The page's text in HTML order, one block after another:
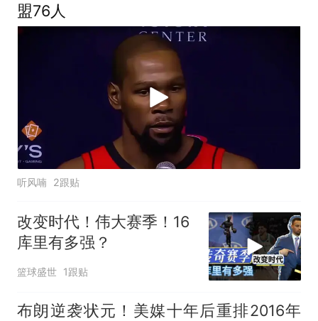
盟76人
听风喃 2跟贴
改变时代！伟大赛季！16
库里有多强？
篮球盛世 1跟贴
布朗逆袭状元！美媒十年后重排2016年